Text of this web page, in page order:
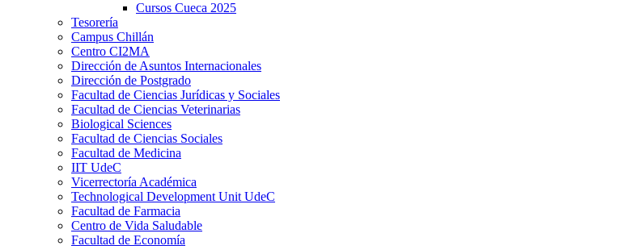
Cursos Cueca 2025
Tesorería
Campus Chillán
Centro CI2MA
Dirección de Asuntos Internacionales
Dirección de Postgrado
Facultad de Ciencias Jurídicas y Sociales
Facultad de Ciencias Veterinarias
Biological Sciences
Facultad de Ciencias Sociales
Facultad de Medicina
IIT UdeC
Vicerrectoría Académica
Technological Development Unit UdeC
Facultad de Farmacia
Centro de Vida Saludable
Facultad de Economía